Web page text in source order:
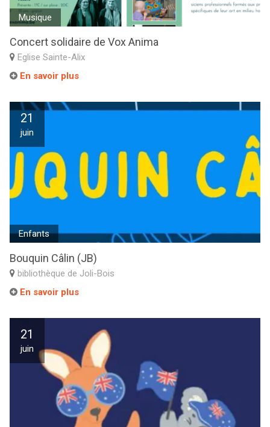
Musique
Concert solidaire de Vox Anima
Eglise Sainte-Alix
En savoir plus
21
juin
Enfants
Bouquin Câlin (JB)
bibliothèque de Joli-Bois
En savoir plus
21
juin